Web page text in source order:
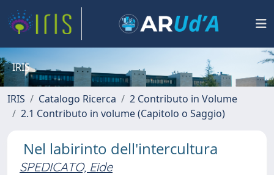
IRIS
IRIS Catalogo Ricerca
2 Contributo in Volume
2.1 Contributo in volume (Capitolo o Saggio)
Nel labirinto dell'intercultura
SPEDICATO, Eide